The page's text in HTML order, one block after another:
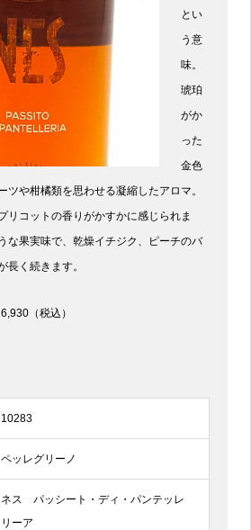
とい
う意
味。
琥珀
がか
った
金色
ツや柑橘類を思わせる凝縮したアロマ。
リコットの香りがかすかに感じられま
な果実味で、乾燥イチジク、ピーチのバ
長く続きます。
（税込）
10283
ペッレグリーノ
ネス パッシート・ディ・パンテッレ
リーア